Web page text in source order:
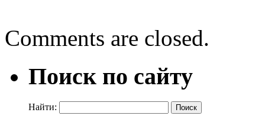
Comments are closed.
Поиск по сайту
Найти: